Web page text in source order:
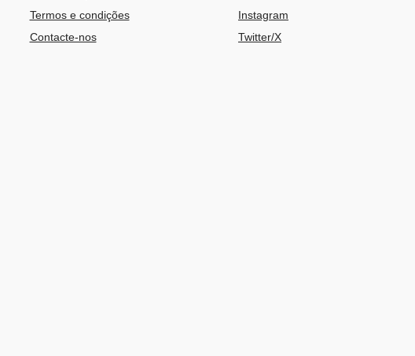
Termos e condições
Contacte-nos
Instagram
Twitter/X